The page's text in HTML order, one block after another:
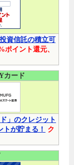
資信託の積立可
ポイント還元、
カード
」のクレジット
が貯まる！
ク